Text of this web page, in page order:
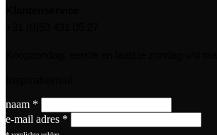
naam *
e-mail adres *